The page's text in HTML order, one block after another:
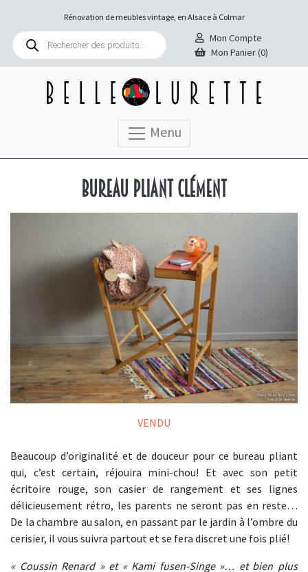
Rénovation de meubles vintage, en Alsace à Colmar
Recherche
produits
Mon Compte
Mon Panier (0)
Menu
Bureau pliant Clément
VENDU
Beaucoup d’originalité et de douceur pour ce bureau pliant
qui, c’est certain, réjouira mini-chou! Et avec son petit
écritoire rouge, son casier de rangement et ses lignes
délicieusement rétro, les parents ne seront pas en reste…
De la chambre au salon, en passant par le jardin à l’ombre du
cerisier, il vous suivra partout et se fera discret une fois plié!
« Coussin Renard » et « Kami fusen-Singe »… et bien plus